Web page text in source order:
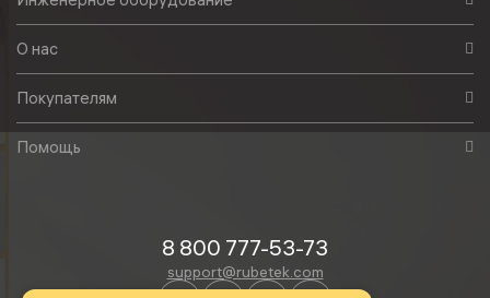
О нас
Покупателям
Помощь
8 800 777-53-73
support@rubetek.com